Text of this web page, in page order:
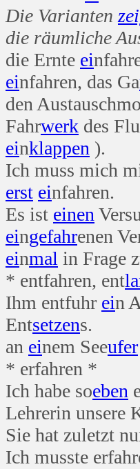
Die Varianten
die räumliche
die Ernte ei
einfahren, das Ga
den Austauschmo
Fahrwerk des
einklappen ).
Ich muss mich
erst einfahren.
Es ist einen
eingefahrenen
einmal in Frage
* entfahren, ent
Ihm entfuhr ein
Entsetzens.
an einem Seeufer
* erfahren *
Ich habe soeben
Lehrerin unsere
Sie hat zuletzt
Ich musste